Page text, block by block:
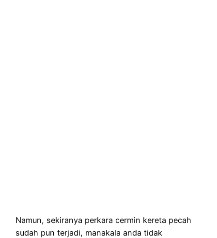
Namun, sekiranya perkara cermin kereta pecah
sudah pun terjadi, manakala anda tidak